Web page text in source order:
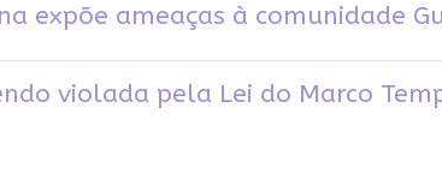
expõe ameaças à comunidade
violada pela Lei do Marco